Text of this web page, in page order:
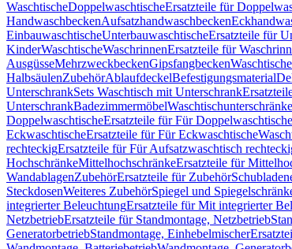
WaschtischeDoppelwaschtischeErsatzteile für
HandwaschbeckenAufsatzhandwaschbecken
EinbauwaschtischeUnterbauwaschtischeErsatzteile für
KinderWaschtischeWaschrinnenErsatzteile für
AusgüsseMehrzweckbeckenGipsfangbecken
HalbsäulenZubehörAblaufdeckelBefestigungsmaterial
UnterschrankSets Waschtisch mit Unterschrank
UnterschrankBadezimmermöbelWaschtischunterschränke
DoppelwaschtischeErsatzteile für Für Doppelwaschtische
EckwaschtischeErsatzteile für Für Eckwaschtische
rechteckigErsatzteile für Für Aufsatzwaschtisch
HochschränkeMittelhochschränkeErsatzteile für
WandablagenZubehörErsatzteile für Zubehör
SteckdosenWeiteres ZubehörSpiegel und
integrierter BeleuchtungErsatzteile für Mit integrierter
NetzbetriebErsatzteile für Standmontage, Netzbetrieb
GeneratorbetriebStandmontage, Einhebelmischer